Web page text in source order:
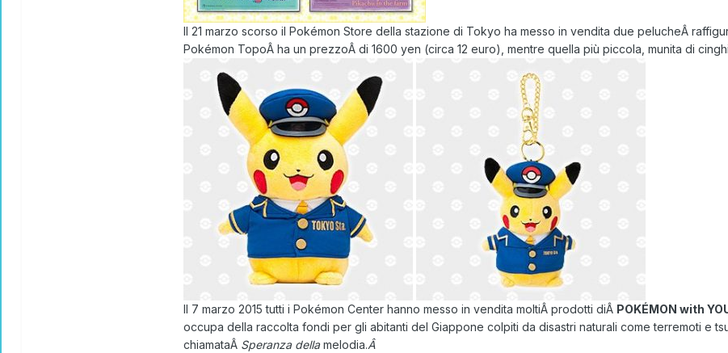
Il 21 marzo scorso il Pokémon Store della stazione di Tokyo ha messo in vendita due pelucheÂ
Pokémon TopoÂ ha un prezzoÂ di 1600 yen (circa 12 euro), mentre quella più piccola, munita di
Il 7 marzo 2015 tutti i Pokémon Center hanno messo in vendita moltiÂ prodotti diÂ POKÉMON with
occupa della raccolta fondi per gli abitanti del Giappone colpiti da disastri naturali come terremoti e
chiamataÂ Speranza della melodia.Â